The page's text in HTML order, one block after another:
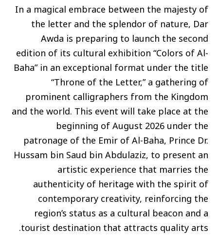
In a magical embrace between the majesty of
the letter and the splendor of nature, Dar
Awda is preparing to launch the second
edition of its cultural exhibition “Colors of Al-
Baha” in an exceptional format under the title
“Throne of the Letter,” a gathering of
prominent calligraphers from the Kingdom
and the world. This event will take place at the
beginning of August 2026 under the
patronage of the Emir of Al-Baha, Prince Dr.
Hussam bin Saud bin Abdulaziz, to present an
artistic experience that marries the
authenticity of heritage with the spirit of
contemporary creativity, reinforcing the
region’s status as a cultural beacon and a
tourist destination that attracts quality arts.